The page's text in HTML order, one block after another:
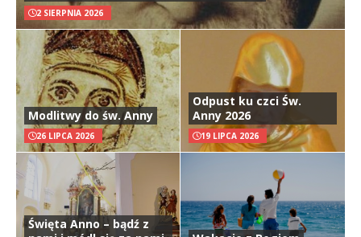
2 SIERPNIA 2026
Modlitwy do św. Anny
26 LIPCA 2026
Odpust ku czci Św.
Anny 2026
19 LIPCA 2026
Święta Anno – bądź z